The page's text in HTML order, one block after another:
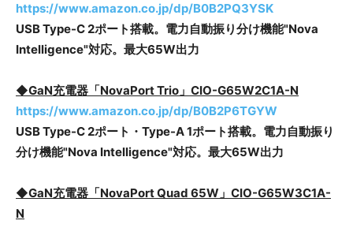
https://www.amazon.co.jp/dp/B0B2PQ3YSK
USB Type-C 2ポート搭載。電力自動振り分け機能"Nova
Intelligence"対応。最大65W出力
◆GaN充電器「NovaPort Trio」CIO-G65W2C1A-N
https://www.amazon.co.jp/dp/B0B2P6TGYW
USB Type-C 2ポート・Type-A 1ポート搭載。電力自動振り
分け機能"Nova Intelligence"対応。最大65W出力
◆GaN充電器「NovaPort Quad 65W」CIO-G65W3C1A-
N